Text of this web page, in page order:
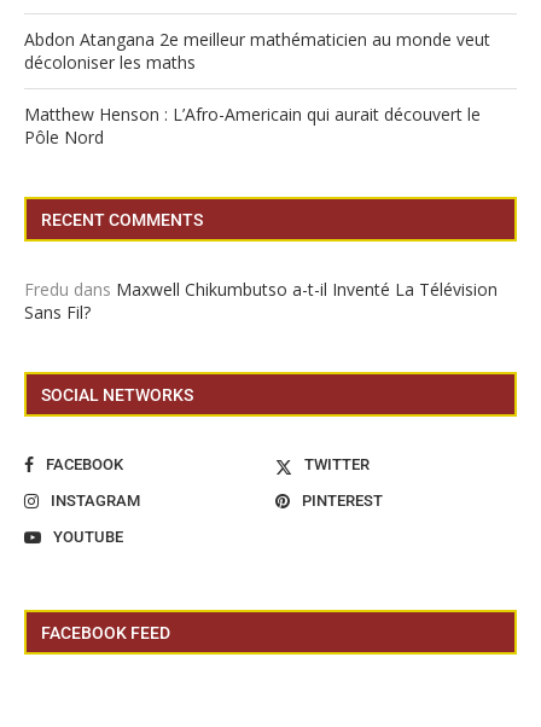
Abdon Atangana 2e meilleur mathématicien au monde veut
décoloniser les maths
Matthew Henson : L’Afro-Americain qui aurait découvert le
Pôle Nord
RECENT COMMENTS
Fredu dans Maxwell Chikumbutso a-t-il Inventé La Télévision
Sans Fil?
SOCIAL NETWORKS
FACEBOOK
TWITTER
INSTAGRAM
PINTEREST
YOUTUBE
FACEBOOK FEED